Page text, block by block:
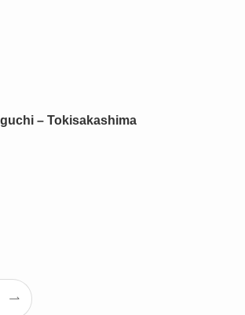
– Tokisakashima